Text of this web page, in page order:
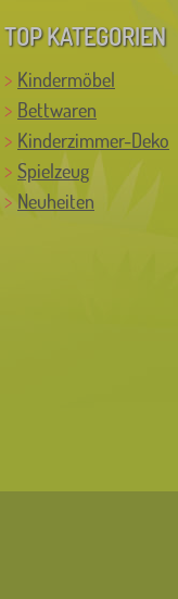
TOP KATEGORIEN
Kindermöbel
Bettwaren
Kinderzimmer-Deko
Spielzeug
Neuheiten